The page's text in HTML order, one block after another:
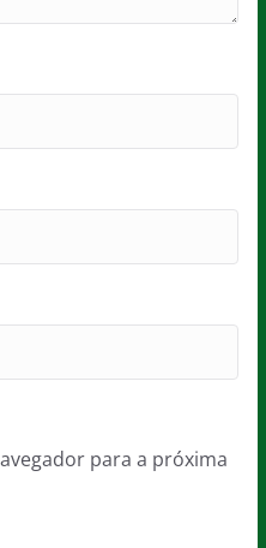
para a próxima